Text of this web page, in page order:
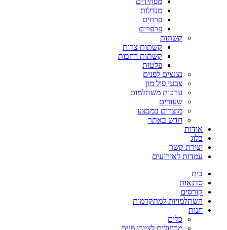
מנדלות
פרחים
פרפרים
קשתות
קשתות צרות
קשתות רחבות
פלטות
נצנצים לפנים
צבעי פול מון
ערכות משתלמות
שעורים
מוצרים במבצע
חדש באתר
אודות
בלוג
יצירת קשר
עמדות לאירועים
בית
סדנאות
קורסים
השתלמויות למתקדמות
חנות
כלים
מכחולים לציורי פנים